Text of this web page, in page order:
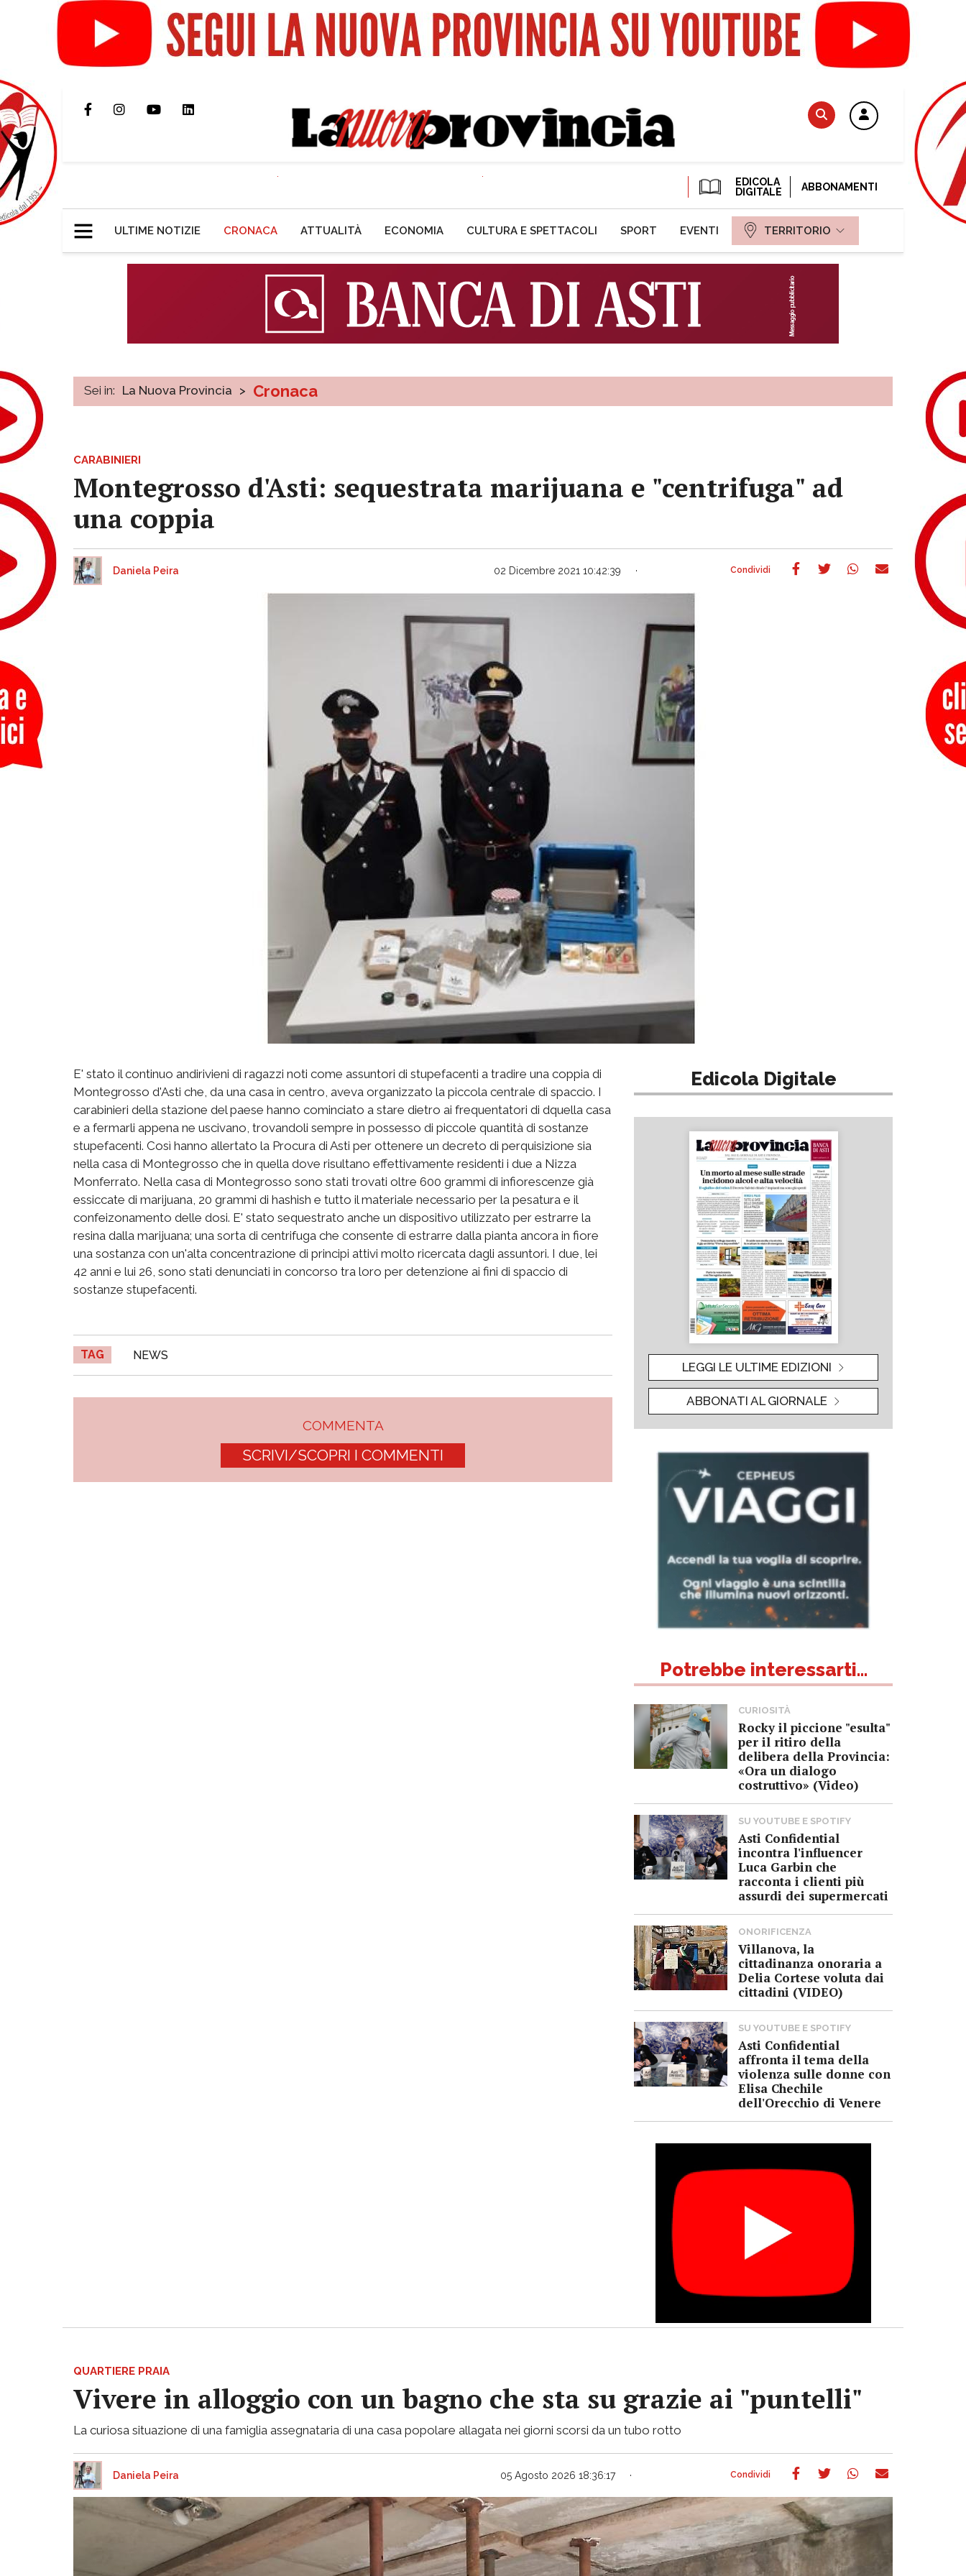
EDICOLA
DIGITALE
ABBONAMENTI
ULTIME NOTIZIE CRONACA ATTUALITÀ ECONOMIA CULTURA E SPETTACOLI SPORT EVENTI TERRITORIO
Sei in: La Nuova Provincia > Cronaca
CARABINIERI
Montegrosso d'Asti: sequestrata marijuana e "centrifuga" ad
una coppia
Daniela Peira 02 Dicembre 2021 10:42:39
E' stato il continuo andirivieni di ragazzi noti come assuntori di stupefacenti a tradire una coppia di
Montegrosso d'Asti che, da una casa in centro, aveva organizzato la piccola centrale di spaccio. I
carabinieri della stazione del paese hanno cominciato a stare dietro ai frequentatori di dquella casa
e a fermarli appena ne uscivano, trovandoli sempre in possesso di piccole quantità di sostanze
stupefacenti. Così hanno allertato la Procura di Asti per ottenere un decreto di perquisizione sia
nella casa di Montegrosso che in quella dove risultano effettivamente residenti i due a Nizza
Monferrato. Nella casa di Montegrosso sono stati trovati oltre 600 grammi di infiorescenze già
essiccate di marijuana, 20 grammi di hashish e tutto il materiale necessario per la pesatura e il
confeizonamento delle dosi. E' stato sequestrato anche un dispositivo utilizzato per estrarre la
resina dalla marijuana; una sorta di centrifuga che consente di estrarre dalla pianta ancora in fiore
una sostanza con un'alta concentrazione di principi attivi molto ricercata dagli assuntori. I due, lei
42 anni e lui 26, sono stati denunciati in concorso tra loro per detenzione ai fini di spaccio di
sostanze stupefacenti.
TAG NEWS
COMMENTA
SCRIVI/SCOPRI I COMMENTI
Edicola Digitale
LEGGI LE ULTIME EDIZIONI
ABBONATI AL GIORNALE
Potrebbe interessarti...
CURIOSITÀ
Rocky il piccione "esulta"
per il ritiro della
delibera della Provincia:
«Ora un dialogo
costruttivo» (Video)
SU YOUTUBE E SPOTIFY
Asti Confidential
incontra l'influencer
Luca Garbin che
racconta i clienti più
assurdi dei supermercati
ONORIFICENZA
Villanova, la
cittadinanza onoraria a
Delia Cortese voluta dai
cittadini (VIDEO)
SU YOUTUBE E SPOTIFY
Asti Confidential
affronta il tema della
violenza sulle donne con
Elisa Chechile
dell'Orecchio di Venere
QUARTIERE PRAIA
Vivere in alloggio con un bagno che sta su grazie ai "puntelli"
La curiosa situazione di una famiglia assegnataria di una casa popolare allagata nei giorni scorsi da un tubo rotto
Daniela Peira 05 Agosto 2026 18:36:17